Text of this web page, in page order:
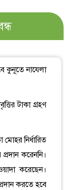
কুনূতে নাযেলা
টাকা গ্রহণ
নির্ধারিত
করেননি।
করেছেন।
করতে হবে